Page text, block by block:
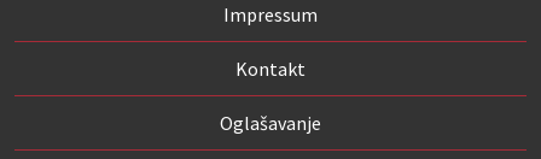
Impressum
Kontakt
Oglašavanje